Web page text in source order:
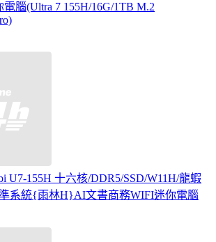
腦(Ultra 7 155H/16G/1TB M.2
U7-155H 十六核/DDR5/SSD/W11H/龍蝦
系統{雨林H}AI文書商務WIFI迷你電腦